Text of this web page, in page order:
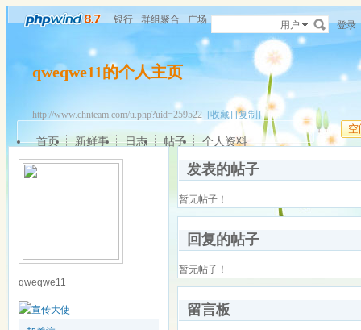
银行 群组聚合 广场 用户 登录
qweqwe11的个人主页
http://www.chnteam.com/u.php?uid=259522 [收藏] [复制]
空
首页 新鲜事 日志 帖子 个人资料
qweqwe11
发表的帖子
暂无帖子！
回复的帖子
暂无帖子！
留言板